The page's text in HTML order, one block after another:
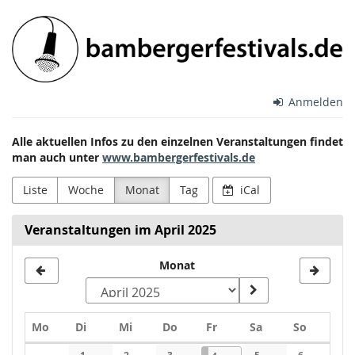
Zum
Haupt-
Inhalt
springen
Bamberger
Festivals
e.V.
Anmelden
Alle aktuellen Infos zu den einzelnen Veranstaltungen findet
man auch unter www.bambergerfestivals.de
Liste Woche Monat Tag iCal
Veranstaltungen im April 2025
Monat
Mo Montag
DiDienstag
MiMittwoch
Do Donnerstag
FrFreitagSaSamstag
So